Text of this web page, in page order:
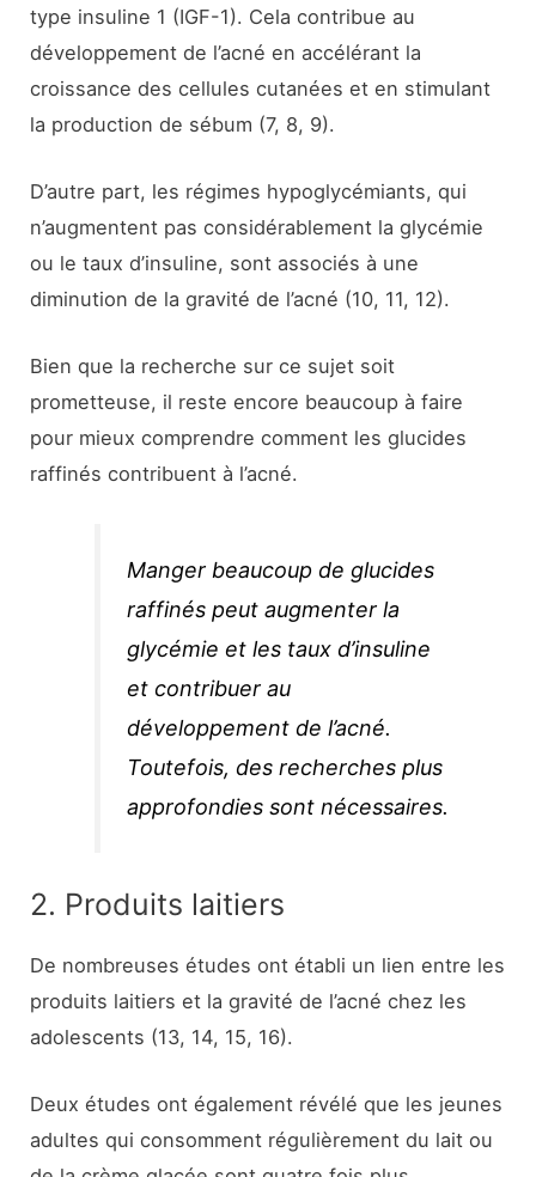
type insuline 1 (IGF-1). Cela contribue au
développement de l’acné en accélérant la
croissance des cellules cutanées et en stimulant
la production de sébum (7, 8, 9).
D’autre part, les régimes hypoglycémiants, qui
n’augmentent pas considérablement la glycémie
ou le taux d’insuline, sont associés à une
diminution de la gravité de l’acné (10, 11, 12).
Bien que la recherche sur ce sujet soit
prometteuse, il reste encore beaucoup à faire
pour mieux comprendre comment les glucides
raffinés contribuent à l’acné.
Manger beaucoup de glucides
raffinés peut augmenter la
glycémie et les taux d’insuline
et contribuer au
développement de l’acné.
Toutefois, des recherches plus
approfondies sont nécessaires.
2. Produits laitiers
De nombreuses études ont établi un lien entre les
produits laitiers et la gravité de l’acné chez les
adolescents (13, 14, 15, 16).
Deux études ont également révélé que les jeunes
adultes qui consomment régulièrement du lait ou